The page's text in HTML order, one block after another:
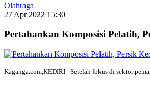
Olahraga
27 Apr 2022 15:30
Pertahankan Komposisi Pelatih,
Kaganga.com,KEDIRI - Setelah fokus di sektor